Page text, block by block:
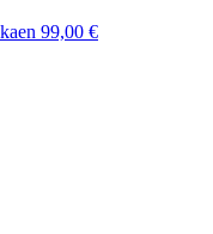
99,00 €